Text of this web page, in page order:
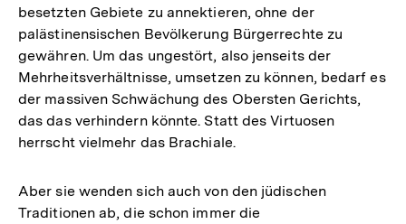
besetzten Gebiete zu annektieren, ohne der
palästinensischen Bevölkerung Bürgerrechte zu
gewähren. Um das ungestört, also jenseits der
Mehrheitsverhältnisse, umsetzen zu können, bedarf es
der massiven Schwächung des Obersten Gerichts,
das das verhindern könnte. Statt des Virtuosen
herrscht vielmehr das Brachiale.
Aber sie wenden sich auch von den jüdischen
Traditionen ab, die schon immer die